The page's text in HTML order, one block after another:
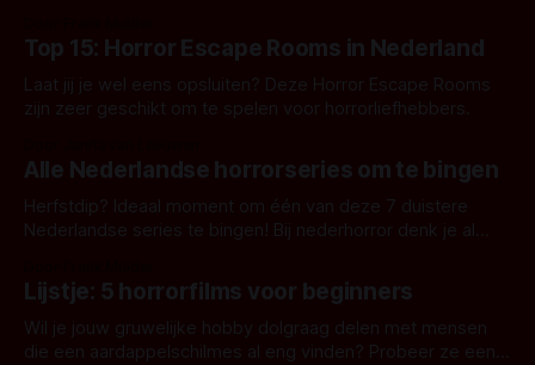
Top 15: Horror Escape Rooms in Nederland
Laat jij je wel eens opsluiten? Deze Horror Escape Rooms
zijn zeer geschikt om te spelen voor horrorliefhebbers.
Alle Nederlandse horrorseries om te bingen
Herfstdip? Ideaal moment om één van deze 7 duistere
Nederlandse series te bingen! Bij nederhorror denk je al
Amsterdamned of The Johnsons. Maar Nederlandse horror
is niet beperkt tot films. Hier een aantal Nederlandse tv-
series uit het duistere of horrorgenre. Als
Lijstje: 5 horrorfilms voor beginners
Wil je jouw gruwelijke hobby dolgraag delen met mensen
die een aardappelschilmes al eng vinden? Probeer ze eens